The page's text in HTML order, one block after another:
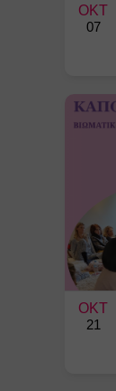
ΟΚΤ
07
ΟΚΤ
21